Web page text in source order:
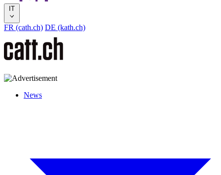
IT
FR (cath.ch) DE (kath.ch)
News